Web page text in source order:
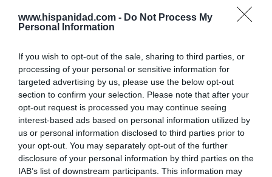
www.hispanidad.com - Do Not Process My
Personal Information
If you wish to opt-out of the sale, sharing to third parties, or
processing of your personal or sensitive information for
targeted advertising by us, please use the below opt-out
section to confirm your selection. Please note that after your
opt-out request is processed you may continue seeing
interest-based ads based on personal information utilized by
us or personal information disclosed to third parties prior to
your opt-out. You may separately opt-out of the further
disclosure of your personal information by third parties on the
IAB’s list of downstream participants. This information may
y de liquidez
de los mercados, lo que favorecerá la planificación
circunstancias ajenas a la compañía frustren la
operación”.
CVC, ‘atrapado’ en Naturgy y en
Deoleo, se lleva una alegría en
Tendam al entrar el grupo emiratí
Multiply… y tomar el control